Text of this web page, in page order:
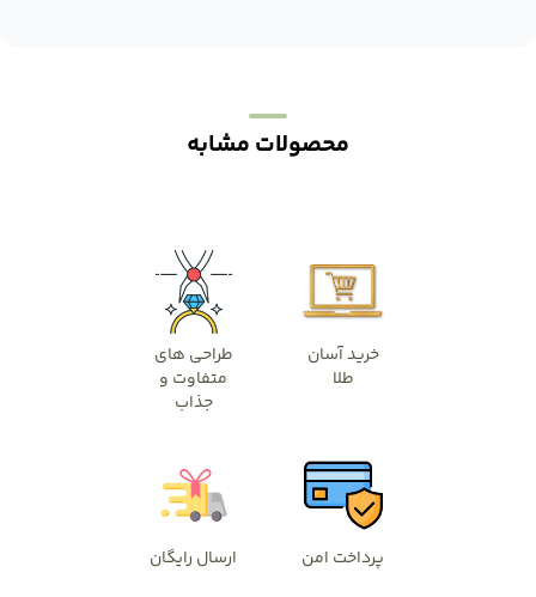
محصولات مشابه
خرید آسان
طلا
طراحی های
متفاوت و
جذاب
پرداخت امن ارسال رایگان